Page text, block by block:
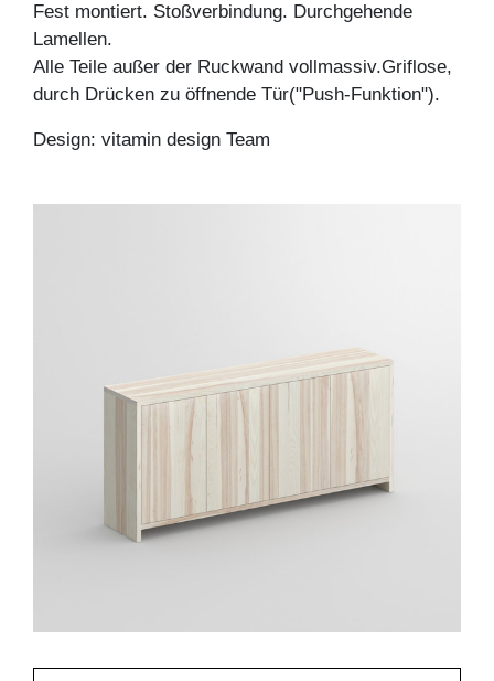
Fest montiert. Stoßverbindung. Durchgehende
Lamellen.
Alle Teile außer der Ruckwand vollmassiv.Griflose,
durch Drücken zu öffnende Tür("Push-Funktion").
Design: vitamin design Team